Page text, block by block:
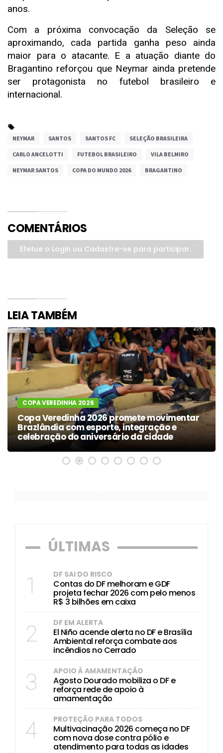
anos.
Com a próxima convocação da Seleção se
aproximando, cada partida ganha peso ainda
maior para o atacante. E a atuação diante do
Bragantino reforçou que Neymar ainda pretende
ser protagonista no futebol brasileiro e
internacional.
NEYMAR SANTOS SANTOS FC SELEÇÃO BRASILEIRA
CARLO ANCELOTTI FUTEBOL BRASILEIRO VILA BELMIRO
NEYMAR SANTOS COPA DO MUNDO 2026 BRAGANTINO
COMENTÁRIOS
Efetue o Login ou Cadastre-se para participar.
LEIA TAMBÉM
COPA VEREDINHA 2026
Copa Veredinha 2026 promete movimentar
Brazlândia com esporte, integração e
celebração do aniversário da cidade
ÚLTIMAS
1 DF SAI DO RISCO
Contas do DF melhoram e GDF
projeta fechar 2026 com pelo menos
R$ 3 bilhões em caixa
2 DF EM ALERTA
El Niño acende alerta no DF e Brasília
Ambiental reforça combate aos
incêndios no Cerrado
3 APOIO À AMAMENTAÇÃO
Agosto Dourado mobiliza o DF e
reforça rede de apoio à
amamentação
4 PROTEÇÃO PARA TODOS
Multivacinação 2026 começa no DF
com nova dose contra pólio e
atendimento para todas as idades